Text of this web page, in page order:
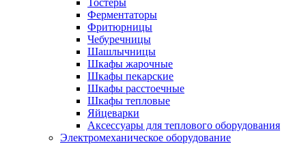
Тостеры
Ферментаторы
Фритюрницы
Чебуречницы
Шашлычницы
Шкафы жарочные
Шкафы пекарские
Шкафы расстоечные
Шкафы тепловые
Яйцеварки
Аксессуары для теплового оборудования
Электромеханическое оборудование